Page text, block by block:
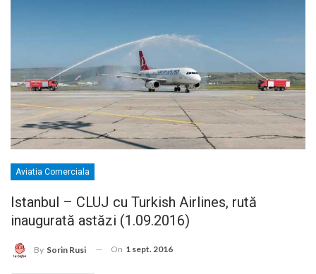
Aviatia Comerciala
Istanbul – CLUJ cu Turkish Airlines, rută
inaugurată astăzi (1.09.2016)
By Sorin Rusi On 1 sept. 2016